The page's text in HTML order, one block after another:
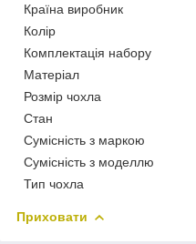
Країна виробник
Колір
Комплектація набору
Матеріал
Розмір чохла
Стан
Сумісність з маркою
Сумісність з моделлю
Тип чохла
Приховати